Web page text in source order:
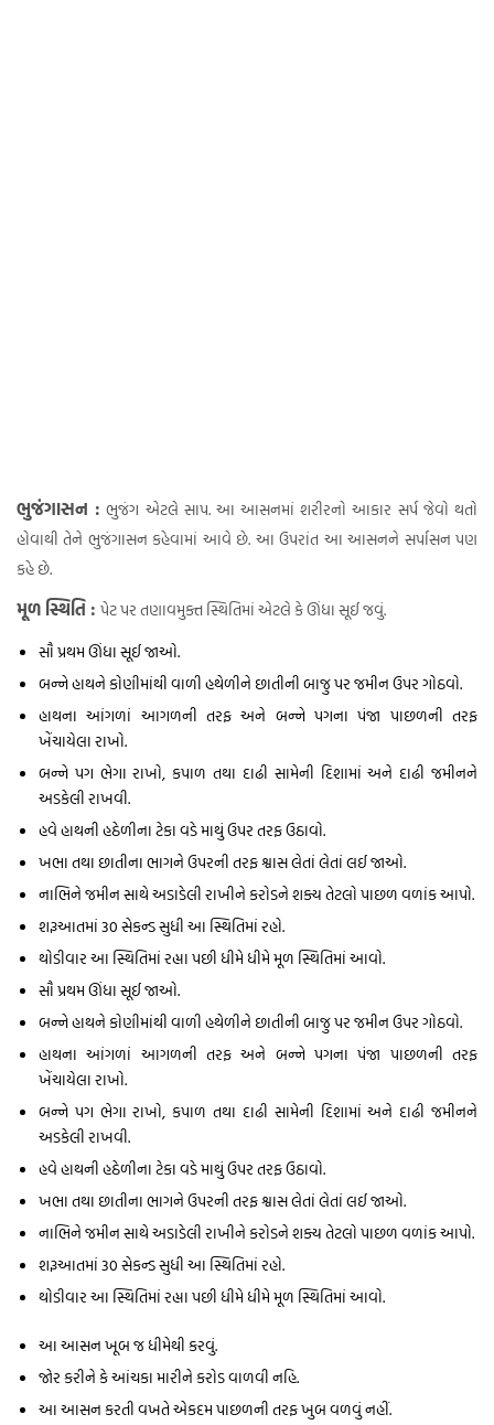
ભુજંગાસન : ભુજંગ એટલે સાપ. આ આસનમાં શરીરનો આકાર સર્પ જેવો થતો
હોવાથી તેને ભુજંગાસન કહેવામાં આવે છે. આ ઉપરાંત આ આસનને સર્પાસન પણ
કહે છે.
મૂળ સ્થિતિ : પેટ પર તણાવમુક્ત સ્થિતિમાં એટલે કે ઊંધા સૂઈ જવું.
સૌ પ્રથમ ઊંધા સૂઈ જાઓ.
બન્ને હાથને કોણીમાંથી વાળી હથેળીને છાતીની બાજુ પર જમીન ઉપર ગોઠવો.
હાથના આંગળાં આગળની તરફ અને બન્ને પગના પંજા પાછળની તરફ
ખેંચાયેલા રાખો.
બન્ને પગ ભેગા રાખો, કપાળ તથા દાઢી સામેની દિશામાં અને દાઢી જમીનને
અડકેલી રાખવી.
હવે હાથની હઠેળીના ટેકા વડે માથું ઉપર તરફ ઉઠાવો.
ખભા તથા છાતીના ભાગને ઉપરની તરફ શ્વાસ લેતાં લેતાં લઈ જાઓ.
નાભિને જમીન સાથે અડાડેલી રાખીને કરોડને શક્ય તેટલો પાછળ વળાંક આપો.
શરૂઆતમાં 30 સેકન્ડ સુધી આ સ્થિતિમાં રહો.
થોડીવાર આ સ્થિતિમાં રહ્યા પછી ધીમે ધીમે મૂળ સ્થિતિમાં આવો.
સૌ પ્રથમ ઊંધા સૂઈ જાઓ.
બન્ને હાથને કોણીમાંથી વાળી હથેળીને છાતીની બાજુ પર જમીન ઉપર ગોઠવો.
હાથના આંગળાં આગળની તરફ અને બન્ને પગના પંજા પાછળની તરફ
ખેંચાયેલા રાખો.
બન્ને પગ ભેગા રાખો, કપાળ તથા દાઢી સામેની દિશામાં અને દાઢી જમીનને
અડકેલી રાખવી.
હવે હાથની હઠેળીના ટેકા વડે માથું ઉપર તરફ ઉઠાવો.
ખભા તથા છાતીના ભાગને ઉપરની તરફ શ્વાસ લેતાં લેતાં લઈ જાઓ.
નાભિને જમીન સાથે અડાડેલી રાખીને કરોડને શક્ય તેટલો પાછળ વળાંક આપો.
શરૂઆતમાં 30 સેકન્ડ સુધી આ સ્થિતિમાં રહો.
થોડીવાર આ સ્થિતિમાં રહ્યા પછી ધીમે ધીમે મૂળ સ્થિતિમાં આવો.
આ આસન ખૂબ જ ધીમેથી કરવું.
જોર કરીને કે આંચકા મારીને કરોડ વાળવી નહિ.
આ આસન કરતી વખતે એકદમ પાછળની તરફ ખુબ વળવું નહીં.